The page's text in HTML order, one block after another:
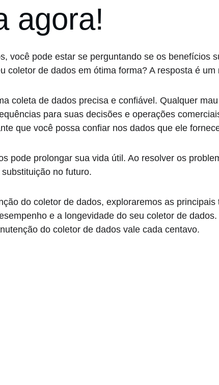
agora!
você pode estar se perguntando se os benefícios
coletor de dados em ótima forma? A resposta é
coleta de dados precisa e confiável. Qualquer
para suas decisões e operações
que você possa confiar nos dados que ele
pode prolongar sua vida útil. Ao resolver os
no futuro.
do coletor de dados, exploraremos as
e a longevidade do seu coletor de
do coletor de dados vale cada centavo.